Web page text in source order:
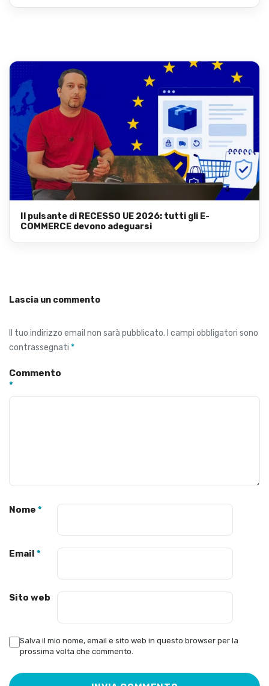
Il pulsante di RECESSO UE 2026: tutti gli E-
COMMERCE devono adeguarsi
Lascia un commento
Il tuo indirizzo email non sarà pubblicato. I campi obbligatori sono
contrassegnati *
Commento
*
Nome *
Email *
Sito web
Salva il mio nome, email e sito web in questo browser per la
prossima volta che commento.